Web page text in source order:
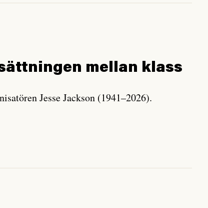
mellan klass
Jesse Jackson (1941–2026).